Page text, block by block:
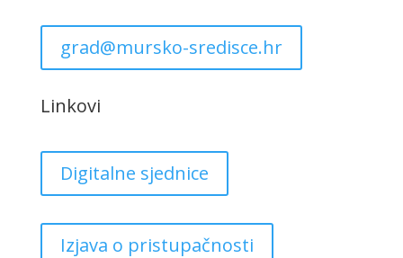
grad@mursko-sredisce.hr
Linkovi
Digitalne sjednice
Izjava o pristupačnosti